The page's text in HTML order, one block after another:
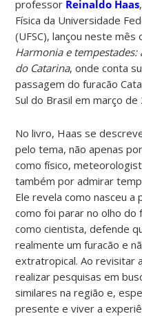
professor Reinaldo Haas
Física da Universidade
(UFSC), lançou neste
Harmonia e
do Catarina, onde conta
passagem do furacão
Sul do Brasil em março de
No livro, Haas se
pelo tema, não apenas
como físico,
também por admirar
Ele revela como nasceu
como foi parar no olho do
como cientista, defende
realmente um furacão e
extratropical. Ao revisitar
realizar pesquisas em
similares na região e,
presente e viver a